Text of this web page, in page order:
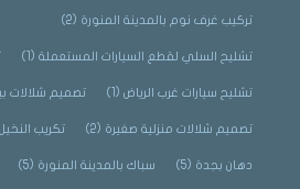
تركيب غرف نوم بالمدينة المنورة (2)
تشليح السلي لقطع السيارات المستعملة(1)
تشليح سيارات غرب الرياض(1) تصميم شلالات
تصميم شلالات منزلية صغيرة (2) تكريب
دهان بجدة (5) سباك بالمدينة المنورة (5)